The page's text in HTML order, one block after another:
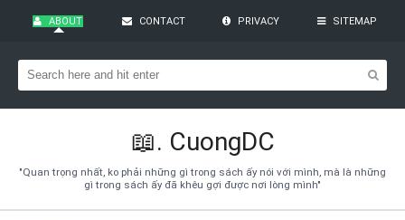
ABOUT CONTACT PRIVACY SITEMAP
📖. CuongDC
"Quan trọng nhất, ko phải những gì trong sách ấy nói với mình, mà là những
gì trong sách ấy đã khêu gợi được nơi lòng mình"
Bạn đang cần tìm kiếm gì?
Theo dõi blog qua Email
Hãy đăng kí theo dõi blog để cập nhật những thủ thuật blogger,